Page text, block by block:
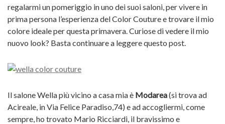
regalarmi un pomeriggio in uno dei suoi saloni, per vivere in
prima persona l’esperienza del Color Couture e trovare il mio
colore ideale per questa primavera. Curiose di vedere il mio
nuovo look? Basta continuare a leggere questo post.
Il salone Wella più vicino a casa mia è Modarea(si trova ad
Acireale, in Via Felice Paradiso,74) e ad accogliermi, come
sempre, ho trovato Mario Ricciardi, il bravissimo e